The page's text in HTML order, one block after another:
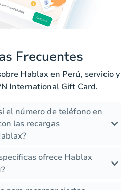
Frecuentes
Hablax en Perú, servicio y
International Gift Card.
el número de teléfono en
las recargas
ofrece Hablax